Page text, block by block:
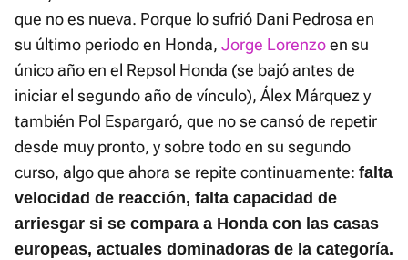
que no es nueva. Porque lo sufrió Dani Pedrosa en
su último periodo en Honda, Jorge Lorenzoen su
único año en el Repsol Honda (se bajó antes de
iniciar el segundo año de vínculo), Álex Márquez y
también Pol Espargaró, que no se cansó de repetir
desde muy pronto, y sobre todo en su segundo
curso, algo que ahora se repite continuamente: falta
velocidad de reacción, falta capacidad de
arriesgar si se compara a Honda con las casas
europeas, actuales dominadoras de la categoría.